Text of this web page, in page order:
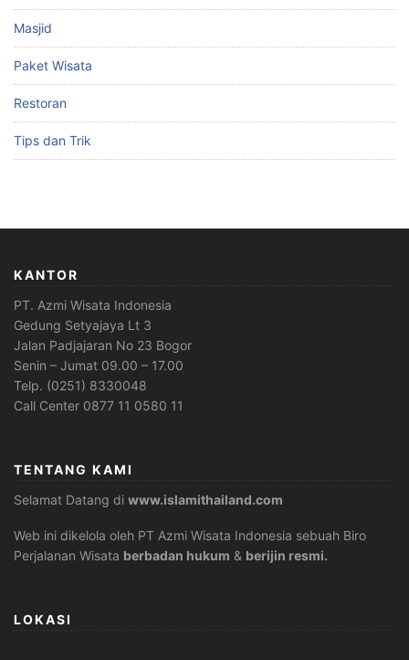
Masjid
Paket Wisata
Restoran
Tips dan Trik
KANTOR
PT. Azmi Wisata Indonesia
Gedung Setyajaya Lt 3
Jalan Padjajaran No 23 Bogor
Senin – Jumat 09.00 – 17.00
Telp. (0251) 8330048
Call Center 0877 11 0580 11
TENTANG KAMI
Selamat Datang di www.islamithailand.com
Web ini dikelola oleh PT Azmi Wisata Indonesia sebuah Biro
Perjalanan Wisata berbadan hukum & berijin resmi.
LOKASI